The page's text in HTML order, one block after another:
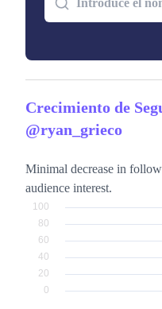
Crecimiento de
@ryan_grieco
Minimal decrease in
audience interest.